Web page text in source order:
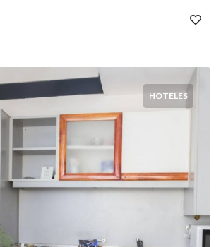
HOTELES